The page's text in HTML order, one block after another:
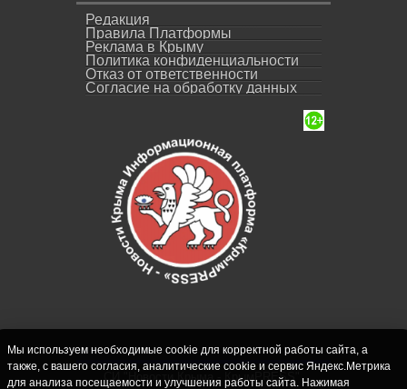
Редакция
Правила Платформы
Реклама в Крыму
Политика конфиденциальности
Отказ от ответственности
Согласие на обработку данных
СИ "Новости Крыма - КрымPRESS".
Мы используем необходимые cookie для корректной работы сайта, а
также, с вашего согласия, аналитические cookie и сервис Яндекс.Метрика
для анализа посещаемости и улучшения работы сайта. Нажимая